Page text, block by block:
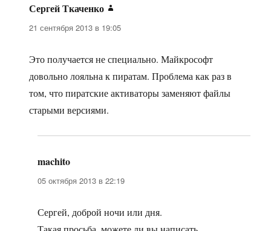
Сергей Ткаченко
21 сентября 2013 в 19:05
Это получается не специально. Майкрософт
довольно лояльна к пиратам. Проблема как раз в
том, что пиратские активаторы заменяют файлы
старыми версиями.
machito
05 октября 2013 в 22:19
Сергей, доброй ночи или дня.